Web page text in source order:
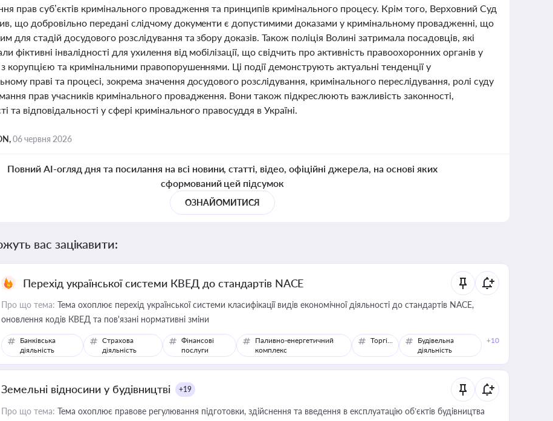
прав суб’єктів кримінального провадження та принципів кримінального процесу. Крім того, Верховний Суд
що добровільно передані слідчому документи є допустимими доказами у кримінальному провадженні, що
для стадій досудового розслідування та збору доказів. Також поліція Волині затримала посадовців, які
фіктивні інвалідності для ухилення від мобілізації, що свідчить про активність правоохоронних органів у
з корупцією та кримінальними правопорушеннями. Ці події демонструють актуальні тенденції у
праві та процесі, зокрема значення досудового розслідування, кримінального переслідування, ролі суду
прав учасників кримінального провадження. Вони також підкреслюють важливість законності,
та відповідальності у сфері кримінального правосуддя в Україні.
06 червня 2026
Повний AI-огляд дня та посилання на всі новини, статті, відео, офіційні джерела, на основі яких
сформований цей підсумок
ОЗНАЙОМИТИСЯ
вас зацікавити:
Перехід української системи КВЕД до стандартів NACE
Про що тема: Тема охоплює перехід української системи класифікації видів економічної діяльності до стандартів NACE,
оновлення кодів КВЕД та пов'язані нормативні зміни
Банківська
діяльність
Страхова
діяльність
Фінансові
послуги
Паливно-енергетичний
комплекс
Торгівля
Будівельна
діяльність
+10
Земельні відносини у будівництві +19
Про що тема: Тема охоплює правове регулювання підготовки, здійснення та введення в експлуатацію об’єктів будівництва